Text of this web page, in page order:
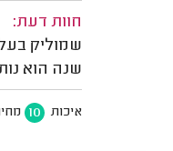
חוות דעת:
שנה הוא
איכות 10